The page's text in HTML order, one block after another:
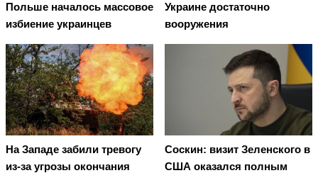
Польше началось массовое
избиение украинцев
Украине достаточно
вооружения
На Западе забили тревогу
из-за угрозы окончания
Соскин: визит Зеленского в
США оказался полным